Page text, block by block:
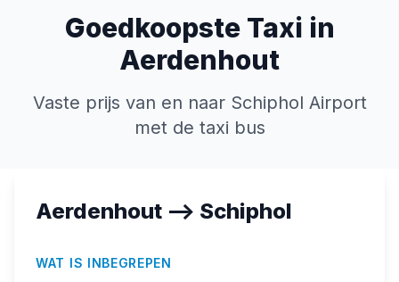
Goedkoopste Taxi in
Aerdenhout
Vaste prijs van en naar Schiphol Airport
met de taxi bus
Aerdenhout --> Schiphol
WAT IS INBEGREPEN